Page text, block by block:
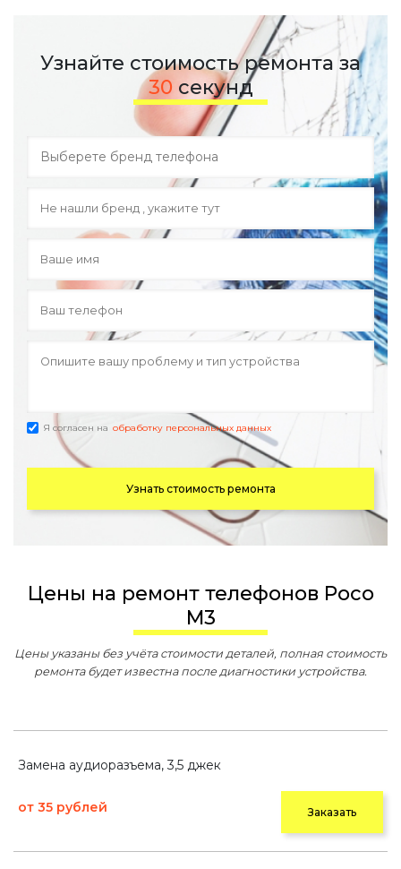
Узнайте стоимость ремонта за
30 секунд
Я согласен на обработку персональных данных
Узнать стоимость ремонта
Цены на ремонт телефонов Poco
M3
Цены указаны без учёта стоимости деталей, полная стоимость
ремонта будет известна после диагностики устройства.
Замена аудиоразъема, 3,5 джек
от 35 рублей Заказать